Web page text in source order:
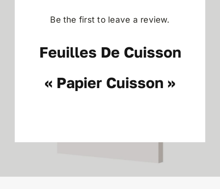
Be the first to leave a review.
Feuilles De Cuisson
« Papier Cuisson »